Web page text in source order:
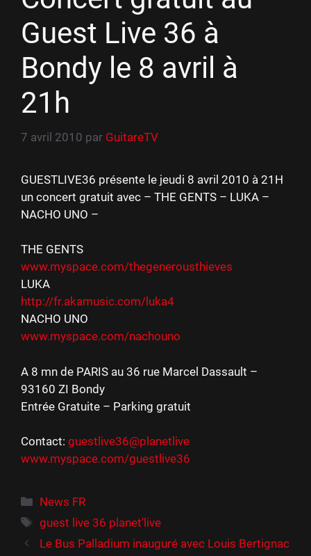
Guest Live 36 à
Bondy le 8 avril à
21h
7 avril 2010 par GuitareTV
GUESTLIVE36 présente le jeudi 8 avril 2010 à 21H
un concert gratuit avec – THE GENTS – LUKA –
NACHO UNO –
THE GENTS
www.myspace.com/thegenerousthieves
LUKA
http://fr.akamusic.com/luka4
NACHO UNO
www.myspace.com/nachouno
A 8 mn de PARIS au 36 rue Marcel Dassault –
93160 ZI Bondy
Entrée Gratuite – Parking gratuit
Contact: guestlive36@planetlive
www.myspace.com/guestlive36
Catégories
News FR
Étiquettes
guest live 36 planet'live
Le Bus Palladium inauguré avec Louis Bertignac